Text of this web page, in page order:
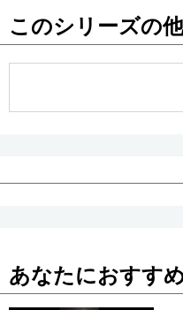
このシリーズの
あなたにおすす